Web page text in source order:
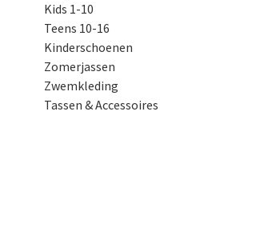
Kids 1-10
Teens 10-16
Kinderschoenen
Zomerjassen
Zwemkleding
Tassen & Accessoires